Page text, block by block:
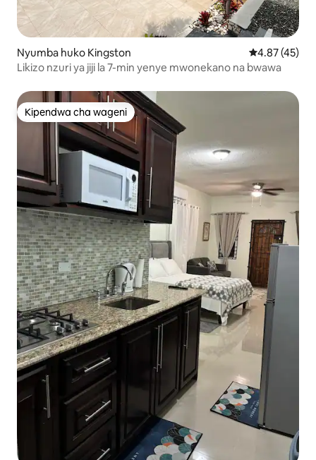
Nyumba huko Kingston Ukadiriaji wa
4.87 (45)
Likizo nzuri ya jiji la 7-min yenye mwonekano na bwawa
Kipendwa cha wageni
Kipendwa cha wageni